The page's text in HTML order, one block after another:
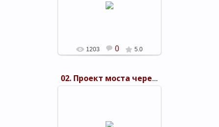
1203 0 5.0
02. Проект моста через Керченский пролив 1949 г.